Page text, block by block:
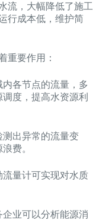
流，大幅降低了施工
行成本低，维护简
重要作用：
各节点的流量，多
度，提高水资源利
测出异常的流量变
费。
流量计可实现对水质
企业可以分析能源消